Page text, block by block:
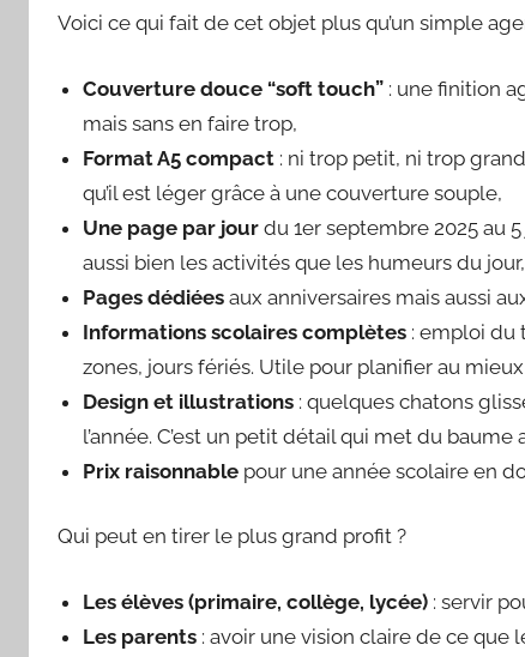
Voici ce qui fait de cet objet plus qu’un simple
Couverture douce “soft touch” : une finition
mais sans en faire trop,
Format A5 compact : ni trop petit, ni trop
qu’il est léger grâce à une couverture souple,
Une page par jour du 1er septembre 2025 au
aussi bien les activités que les humeurs du jour,
Pages dédiées aux anniversaires mais aussi
Informations scolaires complètes : emploi du
zones, jours fériés. Utile pour planifier au
Design et illustrations : quelques chatons
l’année. C’est un petit détail qui met du baume
Prix raisonnable pour une année scolaire en
Qui peut en tirer le plus grand profit ?
Les élèves (primaire, collège, lycée) : servir
Les parents : avoir une vision claire de ce que